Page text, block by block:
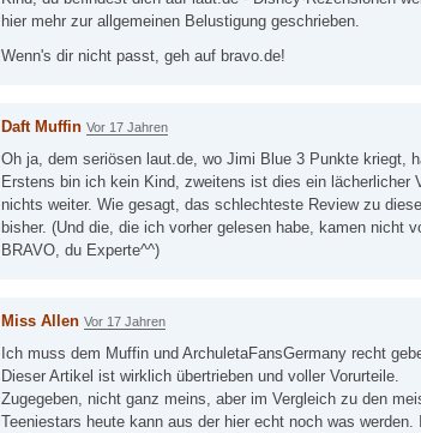
hier mehr zur allgemeinen Belustigung geschrieben.
Wenn's dir nicht passt, geh auf bravo.de!
Daft Muffin Vor 17 Jahren
Oh ja, dem seriösen laut.de, wo Jimi Blue 3 Punkte kriegt,
Erstens bin ich kein Kind, zweitens ist dies ein lächerlicher
nichts weiter. Wie gesagt, das schlechteste Review zu
bisher. (Und die, die ich vorher gelesen habe, kamen nicht
BRAVO, du Experte^^)
Miss Allen Vor 17 Jahren
Ich muss dem Muffin und ArchuletaFansGermany recht
Dieser Artikel ist wirklich übertrieben und voller Vorurteile.
Zugegeben, nicht ganz meins, aber im Vergleich zu den
Teeniestars heute kann aus der hier echt noch was werden.